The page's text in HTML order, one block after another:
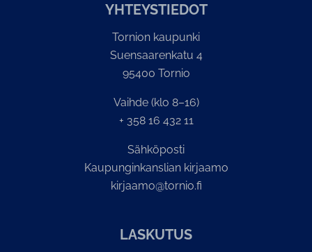
YH­TEYS­TIE­DOT
Tornion kaupunki
Suensaarenkatu 4
95400 Tornio
Vaihde (klo 8–16)
+ 358 16 432 11
Sähköposti
Kaupunginkanslian kirjaamo
kirjaamo@tornio.fi
LASKUTUS